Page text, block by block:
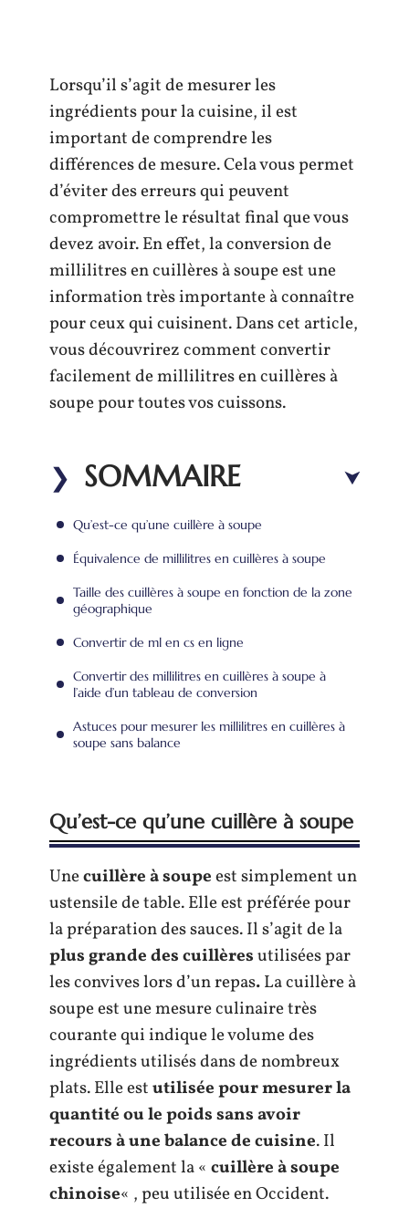
Lorsqu’il s’agit de mesurer les
ingrédients pour la cuisine, il est
important de comprendre les
différences de mesure. Cela vous permet
d’éviter des erreurs qui peuvent
compromettre le résultat final que vous
devez avoir. En effet, la conversion de
millilitres en cuillères à soupe est une
information très importante à connaître
pour ceux qui cuisinent. Dans cet article,
vous découvrirez comment convertir
facilement de millilitres en cuillères à
soupe pour toutes vos cuissons.
SOMMAIRE
Qu’est-ce qu’une cuillère à soupe
Équivalence de millilitres en cuillères à soupe
Taille des cuillères à soupe en fonction de la zone
géographique
Convertir de ml en cs en ligne
Convertir des millilitres en cuillères à soupe à
l’aide d’un tableau de conversion
Astuces pour mesurer les millilitres en cuillères à
soupe sans balance
Qu’est-ce qu’une cuillère à soupe
Unecuillère à soupeest simplement un
ustensile de table. Elle est préférée pour
la préparation des sauces. Il s’agit de la
plus grande des cuillèresutilisées par
les convives lors d’un repas.La cuillère à
soupe est une mesure culinaire très
courante qui indique le volume des
ingrédients utilisés dans de nombreux
plats. Elle estutilisée pour mesurer la
quantité ou le poids sans avoir
recours à une balance de cuisine. Il
existe également la « cuillère à soupe
chinoise« , peu utilisée en Occident.